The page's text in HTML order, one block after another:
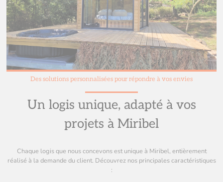
Des solutions personnalisées pour répondre à vos envies
Un logis unique, adapté à vos
projets à Miribel
Chaque logis que nous concevons est unique à Miribel, entièrement
réalisé à la demande du client. Découvrez nos principales caractéristiques
: